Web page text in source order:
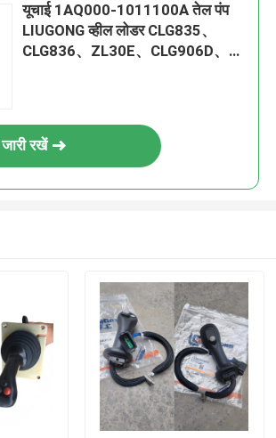
यूचाई 1AQ000-1011100A तेल पंप
LIUGONG व्हील लोडर CLG835、
CLG836、ZL30E、CLG906D、
जारी रखें